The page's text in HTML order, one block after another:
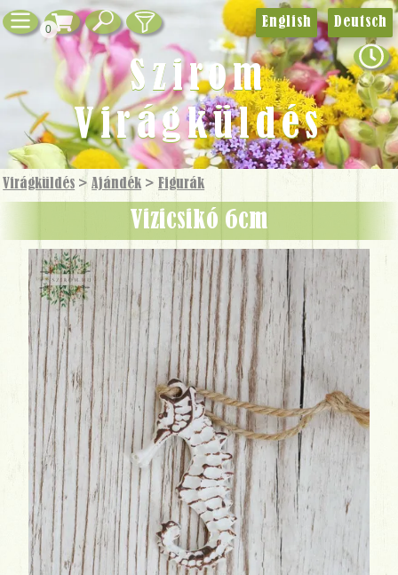
0
Virágküldés >Ajándék > Figurák
Vizicsikó 6cm
English Deutsch
Szirom
Virágküldés